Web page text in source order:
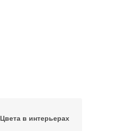
Цвета в интерьерах